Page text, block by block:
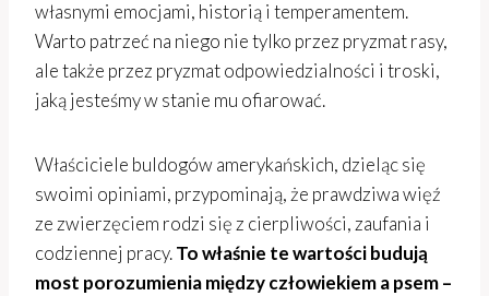
własnymi emocjami, historią i temperamentem.
Warto patrzeć na niego nie tylko przez pryzmat rasy,
ale także przez pryzmat odpowiedzialności i troski,
jaką jesteśmy w stanie mu ofiarować.
Właściciele buldogów amerykańskich, dzieląc się
swoimi opiniami, przypominają, że prawdziwa więź
ze zwierzęciem rodzi się z cierpliwości, zaufania i
codziennej pracy.To właśnie te wartości budują
most porozumienia między człowiekiem a psem –